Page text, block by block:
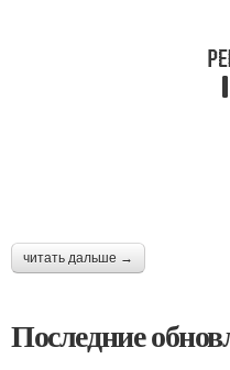
читать дальше →
Последние